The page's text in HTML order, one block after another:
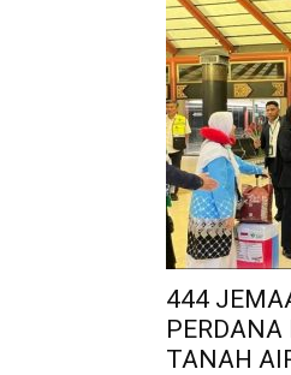
444
PERDANA
TANAH